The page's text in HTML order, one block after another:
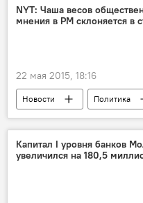
Национальный банк Молдовы
неблагоприятные кредиты
NYT: Чаша весов
мнения в РМ склоняется в
22 мая 2015, 18:16
Новости Политика
В Молдове
Россия
Республика Молдова
Восточное партнерство
Капитал I уровня банков
увеличился на 180,5